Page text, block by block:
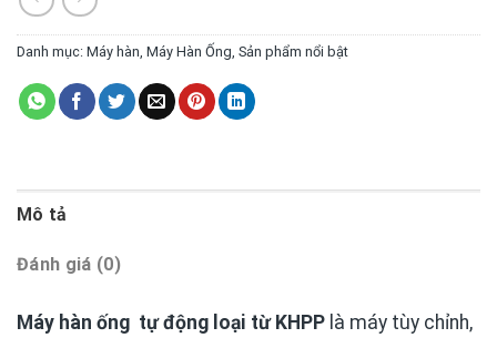
Danh mục: Máy hàn, Máy Hàn Ống, Sản phẩm nổi bật
Mô tả
Đánh giá (0)
Máy hàn ống tự động loại từ KHPP là máy tùy chỉnh,